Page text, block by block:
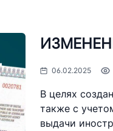
Номер
+998 (71)
ООО
06.02.2025
В целях
также с
выдачи